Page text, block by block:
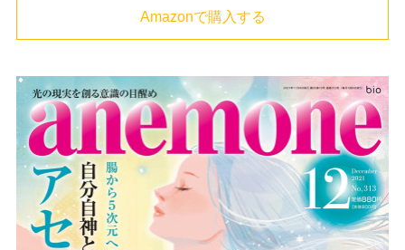
Amazonで購入する